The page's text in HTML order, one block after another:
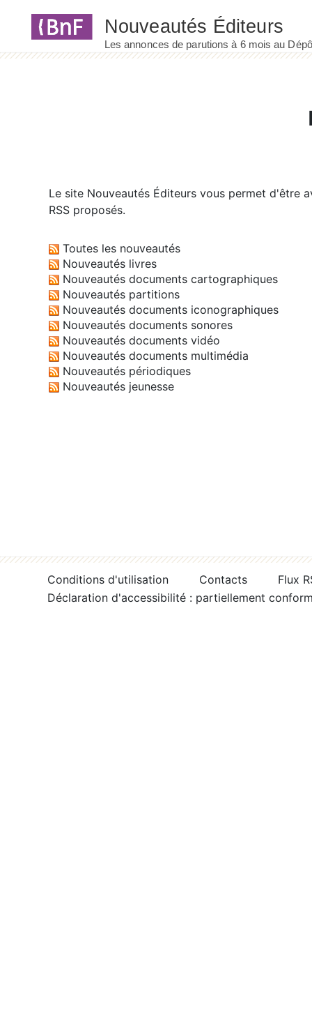
Le site Nouveautés Éditeurs vous permet d'être
RSS proposés.
Toutes les nouveautés
Nouveautés livres
Nouveautés documents cartographiques
Nouveautés partitions
Nouveautés documents iconographiques
Nouveautés documents sonores
Nouveautés documents vidéo
Nouveautés documents multimédia
Nouveautés périodiques
Nouveautés jeunesse
Conditions d'utilisation Contacts
Flux
Déclaration d'accessibilité : partiellement